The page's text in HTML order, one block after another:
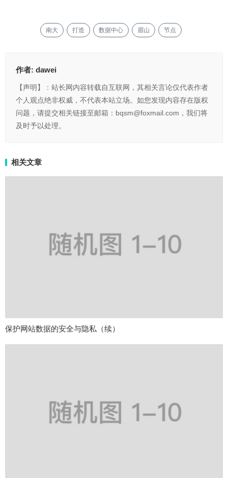
南大 打造 数据中心 眉山 节点
作者: dawei
【声明】：站长网内容转载自互联网，其相关言论仅代表作者
个人观点绝非权威，不代表本站立场。如您发现内容存在版权
问题，请提交相关链接至邮箱：bqsm@foxmail.com，我们将
及时予以处理。
相关文章
保护网站数据的安全与隐私（续）